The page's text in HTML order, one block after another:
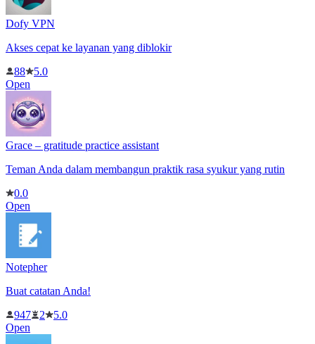
Dofy VPN
Akses cepat ke layanan yang diblokir
88
5.0
Open
Grace – gratitude practice assistant
Teman Anda dalam membangun praktik rasa syukur yang rutin
0.0
Open
Notepher
Buat catatan Anda!
947
2
5.0
Open